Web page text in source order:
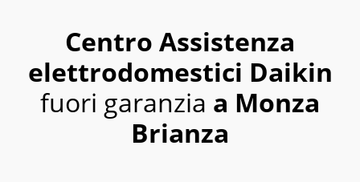
Centro Assistenza
elettrodomestici Daikin
fuori garanzia a Monza
Brianza